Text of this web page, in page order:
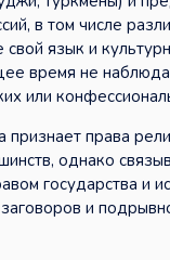
в том числе
язык и
время не
или
признает права
однако
государства и
и